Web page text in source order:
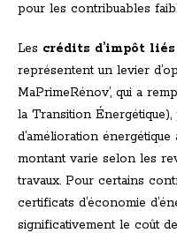
pour les contribuables
Les crédits d’impôt
représentent un levier
MaPrimeRénov’, qui a
la Transition
d’amélioration
montant varie selon les
travaux. Pour certains
certificats d’économie
significativement le coût